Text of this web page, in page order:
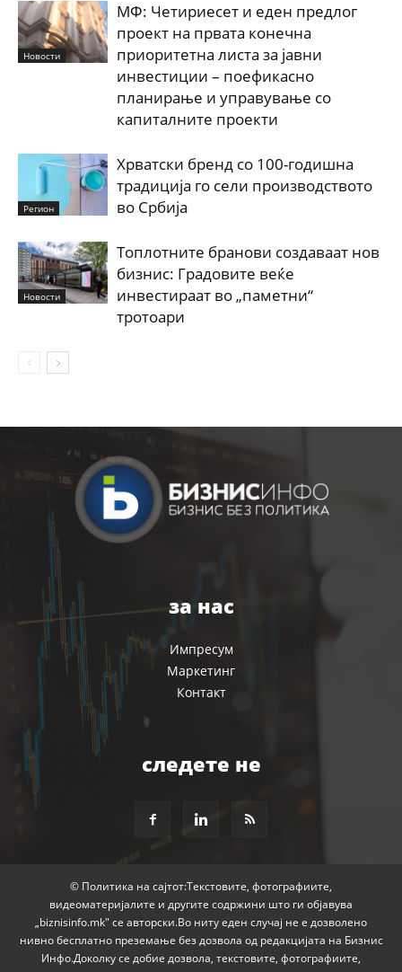
Новости
МФ: Четириесет и еден предлог
проект на првата конечна
приоритетна листа за јавни
инвестиции – поефикасно
планирање и управување со
капиталните проекти
Регион
Хрватски бренд со 100-годишна
традиција го сели производството
во Србија
Новости
Топлотните бранови создаваат нов
бизнис: Градовите веќе
инвестираат во „паметни“
тротоари
за нас
Импресум
Маркетинг
Контакт
следете не
© Политика на сајтот:Текстовите, фотографиите,
видеоматеријалите и другите содржини што ги објавува
„biznisinfo.mk" се авторски.Во ниту еден случај не е дозволено
нивно бесплатно преземање без дозвола од редакцијата на Бизнис
Инфо.Доколку се добие дозвола, текстовите, фотографиите,